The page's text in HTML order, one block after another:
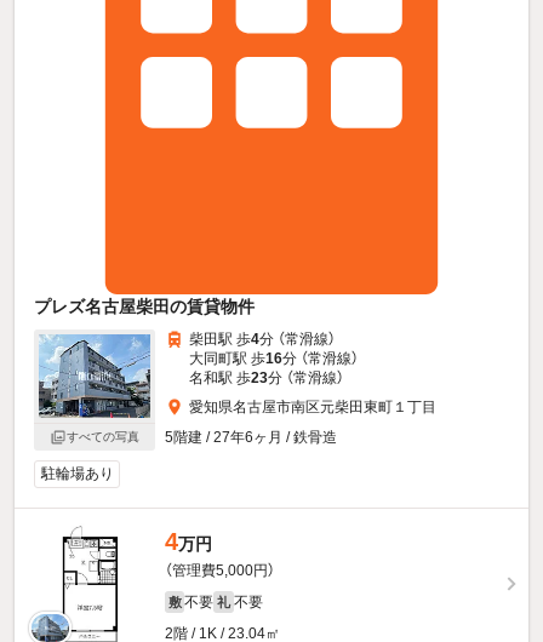
プレズ名古屋柴田の賃貸物件
すべての写真
柴田駅 歩4分 （常滑線）
大同町駅 歩16分 （常滑線）
名和駅 歩23分 （常滑線）
愛知県名古屋市南区元柴田東町１丁目
5階建 / 27年6ヶ月 / 鉄骨造
駐輪場あり
4万円
（管理費5,000円）
敷 不要 礼 不要
2階 / 1K / 23.04㎡